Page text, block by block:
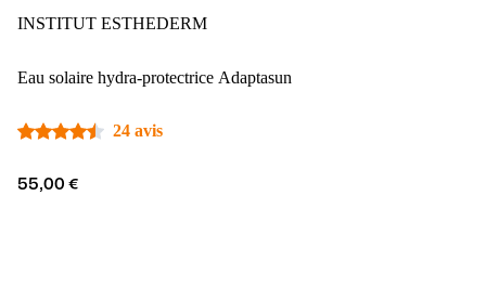
INSTITUT ESTHEDERM
Eau solaire hydra-protectrice Adaptasun
24 avis
55,00 €